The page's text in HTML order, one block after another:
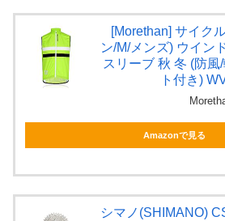
[Morethan] サイク
ン/M/メンズ) ウイン
スリーブ 秋 冬 (防風
ト付き)
Amazonで見る
シマノ(SHIMANO)